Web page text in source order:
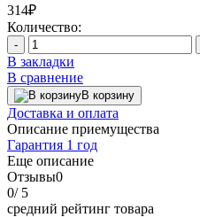
314₽
Количество:
-
В закладки
В сравнение
В корзину
Доставка и оплата
Описание приемущества
Гарантия 1 год
Еще описание
Отзывы0
0/ 5
средний рейтинг товара